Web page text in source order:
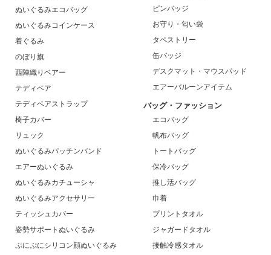
ぬいぐるみエコバッグ
ぬいぐるみコインケース
着ぐるみ
のぼり旗
西陣織りベアー
テディベア
テディベアストラップ
椅子カバー
リュック
ぬいぐるみパッチンバンド
エアーぬいぐるみ
ぬいぐるみカチューシャ
ぬいぐるみアクセサリー
ティッシュカバー
姿勢サポートぬいぐるみ
ぷにぷにシリコン顔ぬいぐるみ
ピンバッジ
お守り・匂い袋
タペストリー
缶バッジ
デスクマット・マウスパッド
エアーバルーンアイテム
バッグ・ファッション
エコバッグ
帆布バッグ
トートバッグ
保冷バッグ
推し活バッグ
巾着
プリントタオル
ジャガードタオル
接触冷感タオル